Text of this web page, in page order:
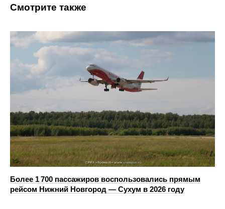
Смотрите также
Более 1 700 пассажиров воспользовались прямым
рейсом Нижний Новгород — Сухум в 2026 году